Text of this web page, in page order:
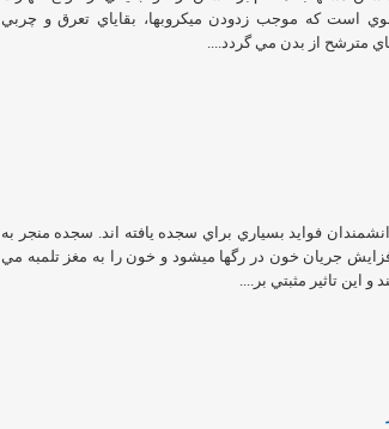
است كه موجب زدودن ميكروبها، بقاياي تعرق و چربي
مترشح از بدن مي گردد....
فوايد بسياري براي سجده يافته اند. سجده منجر به
جريان خون در رگها ميشود و خون را به مغز تلمبه مي
و اين تاثير مثبتي بر....